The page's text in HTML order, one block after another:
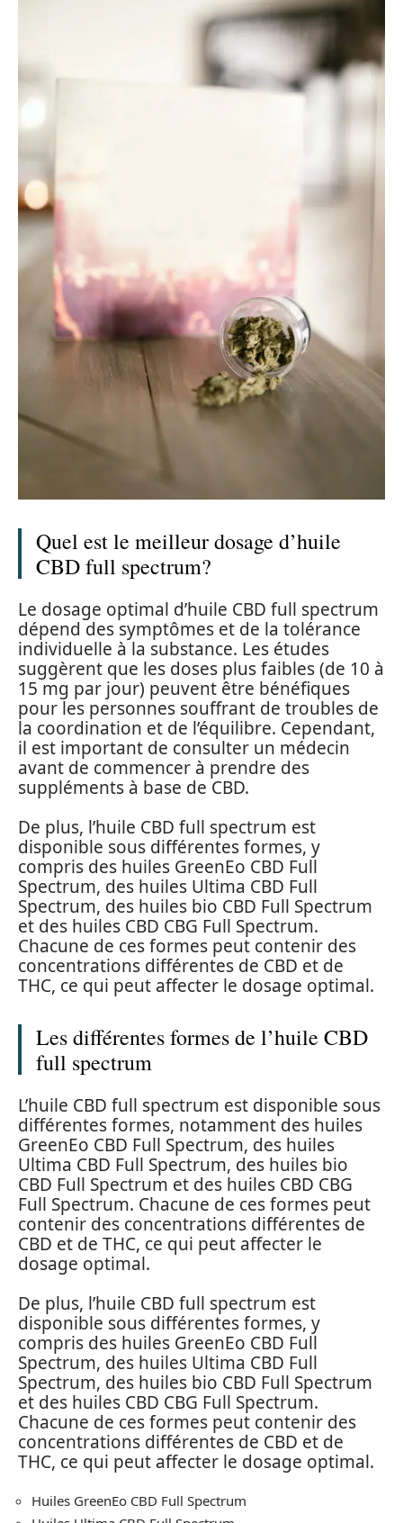
Quel est le meilleur dosage d’huile
CBD full spectrum?
Le dosage optimal d’huile CBD full spectrum
dépend des symptômes et de la tolérance
individuelle à la substance. Les études
suggèrent que les doses plus faibles (de 10 à
15 mg par jour) peuvent être bénéfiques
pour les personnes souffrant de troubles de
la coordination et de l’équilibre. Cependant,
il est important de consulter un médecin
avant de commencer à prendre des
suppléments à base de CBD.
De plus, l’huile CBD full spectrum est
disponible sous différentes formes, y
compris des huiles GreenEo CBD Full
Spectrum, des huiles Ultima CBD Full
Spectrum, des huiles bio CBD Full Spectrum
et des huiles CBD CBG Full Spectrum.
Chacune de ces formes peut contenir des
concentrations différentes de CBD et de
THC, ce qui peut affecter le dosage optimal.
Les différentes formes de l’huile CBD
full spectrum
L’huile CBD full spectrum est disponible sous
différentes formes, notamment des huiles
GreenEo CBD Full Spectrum, des huiles
Ultima CBD Full Spectrum, des huiles bio
CBD Full Spectrum et des huiles CBD CBG
Full Spectrum. Chacune de ces formes peut
contenir des concentrations différentes de
CBD et de THC, ce qui peut affecter le
dosage optimal.
De plus, l’huile CBD full spectrum est
disponible sous différentes formes, y
compris des huiles GreenEo CBD Full
Spectrum, des huiles Ultima CBD Full
Spectrum, des huiles bio CBD Full Spectrum
et des huiles CBD CBG Full Spectrum.
Chacune de ces formes peut contenir des
concentrations différentes de CBD et de
THC, ce qui peut affecter le dosage optimal.
Huiles GreenEo CBD Full Spectrum